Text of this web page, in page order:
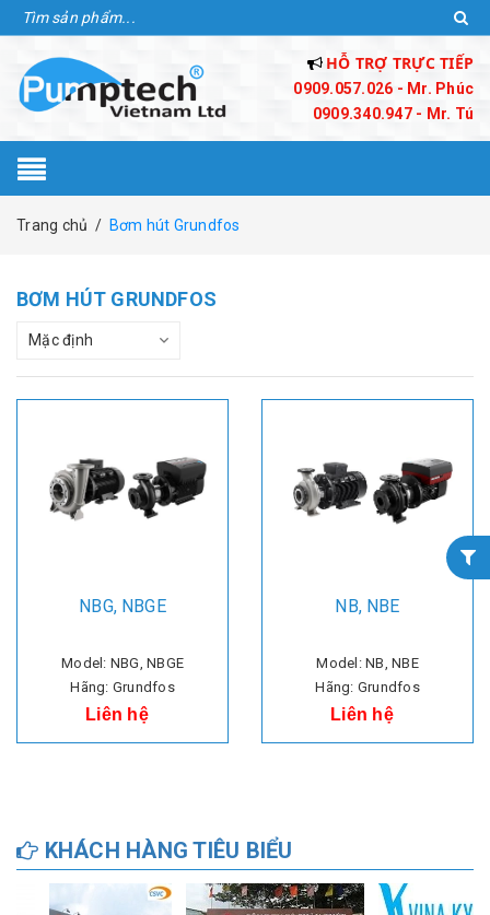
HỖ TRỢ TRỰC TIẾP
0909.057.026 - Mr. Phúc
0909.340.947 - Mr. Tú
Trang chủ / Bơm hút Grundfos
BƠM HÚT GRUNDFOS
NBG, NBGE
Model: NBG, NBGE
Hãng: Grundfos
Liên hệ
NB, NBE
Model: NB, NBE
Hãng: Grundfos
Liên hệ
KHÁCH HÀNG TIÊU BIỂU